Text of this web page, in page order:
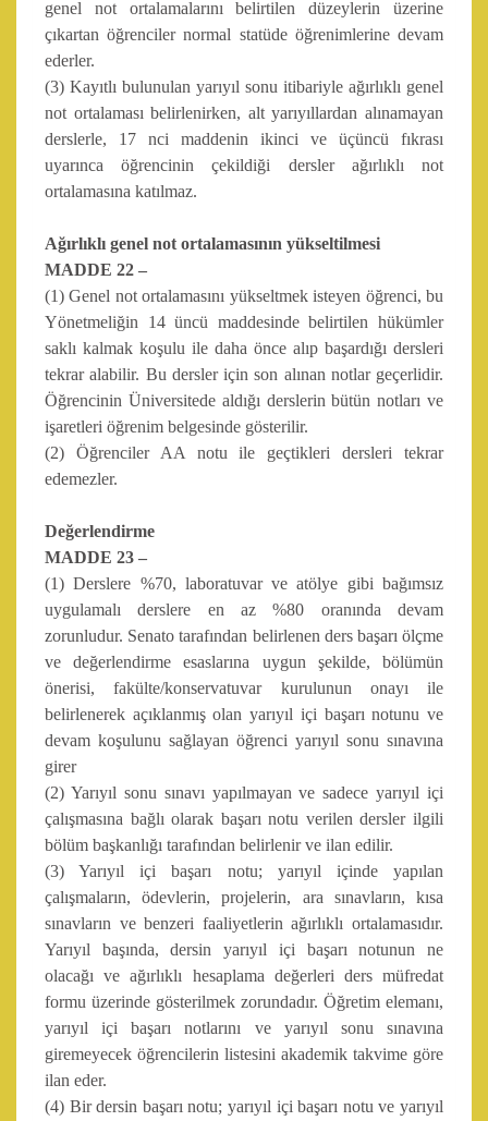
genel not ortalamalarını belirtilen düzeylerin üzerine
çıkartan öğrenciler normal statüde öğrenimlerine devam
ederler.
(3) Kayıtlı bulunulan yarıyıl sonu itibariyle ağırlıklı genel
not ortalaması belirlenirken, alt yarıyıllardan alınamayan
derslerle, 17 nci maddenin ikinci ve üçüncü fıkrası
uyarınca öğrencinin çekildiği dersler ağırlıklı not
ortalamasına katılmaz.
Ağırlıklı genel not ortalamasının yükseltilmesi
MADDE 22 –
(1) Genel not ortalamasını yükseltmek isteyen öğrenci, bu
Yönetmeliğin 14 üncü maddesinde belirtilen hükümler
saklı kalmak koşulu ile daha önce alıp başardığı dersleri
tekrar alabilir. Bu dersler için son alınan notlar geçerlidir.
Öğrencinin Üniversitede aldığı derslerin bütün notları ve
işaretleri öğrenim belgesinde gösterilir.
(2) Öğrenciler AA notu ile geçtikleri dersleri tekrar
edemezler.
Değerlendirme
MADDE 23 –
(1) Derslere %70, laboratuvar ve atölye gibi bağımsız
uygulamalı derslere en az %80 oranında devam
zorunludur. Senato tarafından belirlenen ders başarı ölçme
ve değerlendirme esaslarına uygun şekilde, bölümün
önerisi, fakülte/konservatuvar kurulunun onayı ile
belirlenerek açıklanmış olan yarıyıl içi başarı notunu ve
devam koşulunu sağlayan öğrenci yarıyıl sonu sınavına
girer
(2) Yarıyıl sonu sınavı yapılmayan ve sadece yarıyıl içi
çalışmasına bağlı olarak başarı notu verilen dersler ilgili
bölüm başkanlığı tarafından belirlenir ve ilan edilir.
(3) Yarıyıl içi başarı notu; yarıyıl içinde yapılan
çalışmaların, ödevlerin, projelerin, ara sınavların, kısa
sınavların ve benzeri faaliyetlerin ağırlıklı ortalamasıdır.
Yarıyıl başında, dersin yarıyıl içi başarı notunun ne
olacağı ve ağırlıklı hesaplama değerleri ders müfredat
formu üzerinde gösterilmek zorundadır. Öğretim elemanı,
yarıyıl içi başarı notlarını ve yarıyıl sonu sınavına
giremeyecek öğrencilerin listesini akademik takvime göre
ilan eder.
(4) Bir dersin başarı notu; yarıyıl içi başarı notu ve yarıyıl